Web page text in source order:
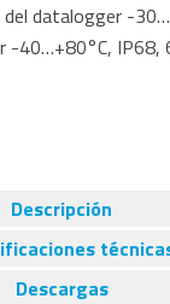
datalogger -
-40…+80°C, IP68,
Descripción
Descargas